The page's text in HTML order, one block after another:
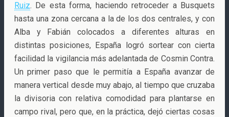
Ruiz. De esta forma, haciendo retroceder a Busquets
hasta una zona cercana a la de los dos centrales, y con
Alba y Fabián colocados a diferentes alturas en
distintas posiciones, España logró sortear con cierta
facilidad la vigilancia más adelantada de Cosmin Contra.
Un primer paso que le permitía a España avanzar de
manera vertical desde muy abajo, al tiempo que cruzaba
la divisoria con relativa comodidad para plantarse en
campo rival, pero que, en la práctica, dejó ciertas cosas